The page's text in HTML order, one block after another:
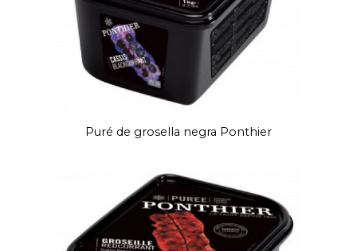
Puré de grosella negra Ponthier